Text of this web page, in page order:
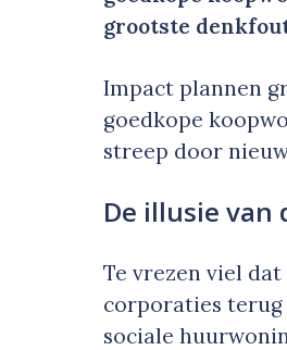
grootste
Impact plannen
goedkope
streep door
De illusie
Te vrezen viel
corporaties terug
sociale